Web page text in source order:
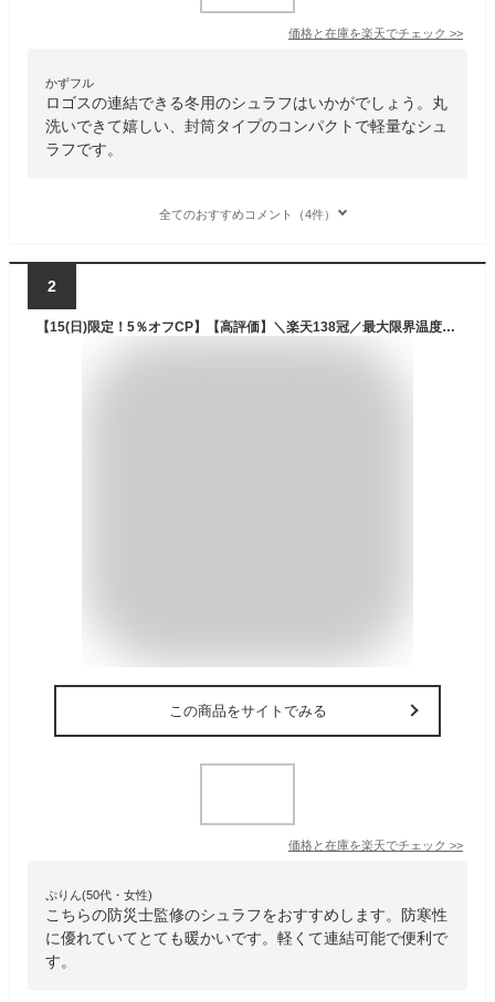
価格と在庫を楽天でチェック >>
かずフル
ロゴスの連結できる冬用のシュラフはいかがでしょう。丸
洗いできて嬉しい、封筒タイプのコンパクトで軽量なシュ
ラフです。
全てのおすすめコメント（4件）
2
【15(日)限定！5％オフCP】【高評価】＼楽天138冠／最大限界温度-15度 防災士監修 非常用 1.45kg 寝袋 シュラフ オールシーズン 洗える コンパクト 封筒型 冬用 ねぶくろ キャンプ 車中泊 掛け布団 連結可能 軽量 防災用品 避難具 最強 来客
この商品をサイトでみる
価格と在庫を楽天でチェック >>
ぷりん(50代・女性)
こちらの防災士監修のシュラフをおすすめします。防寒性
に優れていてとても暖かいです。軽くて連結可能で便利で
す。